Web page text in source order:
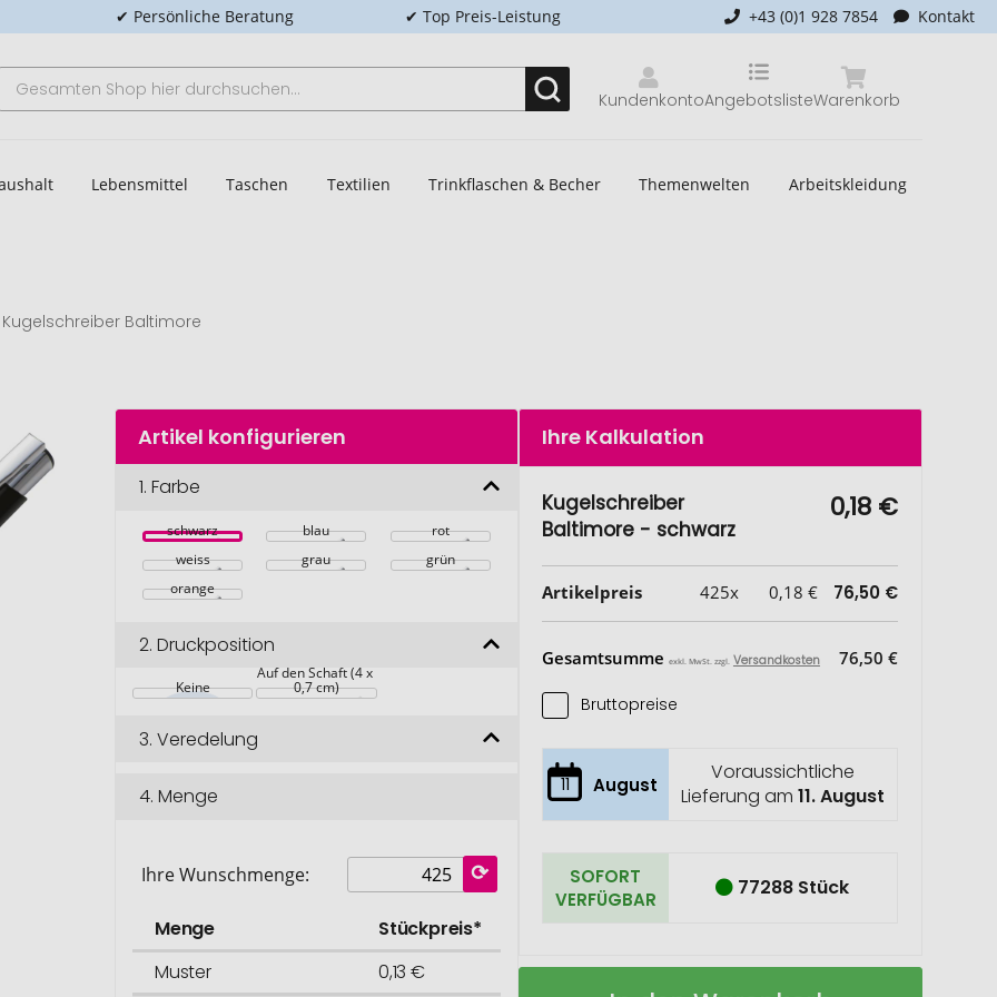
✔ Persönliche Beratung ✔ Top Preis-Leistung +43 (0)1 928 7854 Kontakt
Kundenkonto Warenkorb
Angebotsliste
Lebensmittel Taschen Textilien Trinkflaschen & Becher Themenwelten Arbeitskleidung
Kugelschreiber Baltimore
Artikel konfigurieren
1.Farbe
schwarz blau
rot
weiss
grau
grün
orange
2.Druckposition
Keine
Auf den Schaft (4 x
0,7 cm)
3.Veredelung
4.Menge
Ihre Wunschmenge:
Menge
Stückpreis*
Muster
0,13 €
Ihre Kalkulation
Kugelschreiber
Baltimore - schwarz
0,18 €
Artikelpreis 425x 0,18 € 76,50 €
Gesamtsumme exkl. MwSt. zzgl. Versandkosten 76,50 €
Bruttopreise
11 August
Voraussichtliche
Lieferung am 11. August
SOFORT
VERFÜGBAR
77288 Stück
Kugelschreiber
Auf